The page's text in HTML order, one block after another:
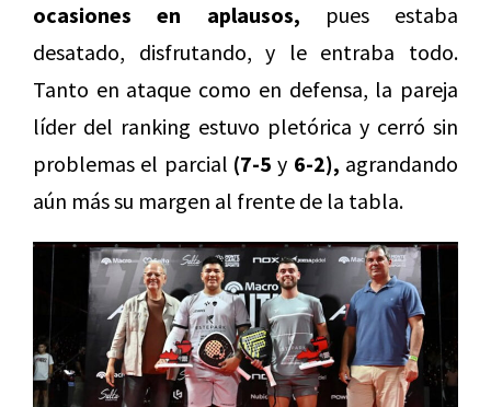
ocasiones en aplausos, pues estaba
desatado, disfrutando, y le entraba todo.
Tanto en ataque como en defensa, la pareja
líder del ranking estuvo pletórica y cerró sin
problemas el parcial (7-5 y 6-2), agrandando
aún más su margen al frente de la tabla.